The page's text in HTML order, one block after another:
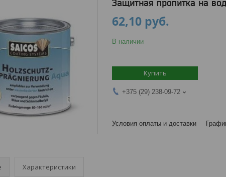
Защитная пропитка на
62,10 руб.
В наличии
Купить
+375 (29) 238-09-72
Условия оплаты и доставки
Характеристики